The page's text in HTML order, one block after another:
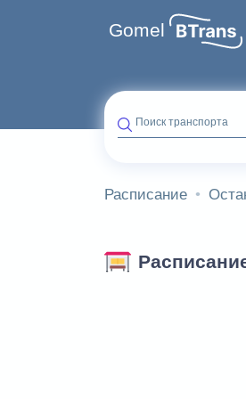
Gomel
Поиск транспорта
Расписание